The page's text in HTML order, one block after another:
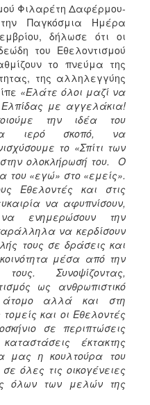
Φιλαρέτη Δαφέρμου-
Παγκόσμια Ημέρα
δήλωσε ότι οι
του Εθελοντισμού
το πνεύμα της
της αλληλεγγύης
«Ελάτε όλοι μαζί να
Ελπίδας με αγγελάκια!
την ιδέα του
ιερό σκοπό, να
το «Σπίτι των
ολοκλήρωσή του. Ο
του «εγώ» στο «εμείς».
Εθελοντές και στις
να αφυπνίσουν,
να ενημερώσουν την
να κερδίσουν
τους σε δράσεις και
μέσα από την
Συνοψίζοντας,
ως ανθρωπιστικό
άτομο αλλά και στη
και οι Εθελοντές
σε περιπτώσεις
έκτακτης
μας η κουλτούρα του
όλες τις οικογένειες
όλων των μελών της